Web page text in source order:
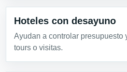
Hoteles con desayuno
Ayudan a controlar presupuesto
tours o visitas.